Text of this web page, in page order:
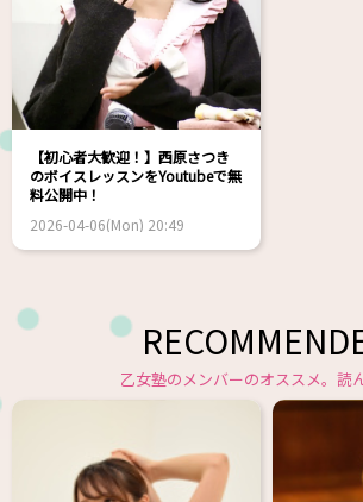
【初心者大歓迎！】西原さつき
のボイスレッスンをYoutubeで無
料公開中！
2026-04-06(Mon) 20:49
乙女塾のメンバーのオススメ。読